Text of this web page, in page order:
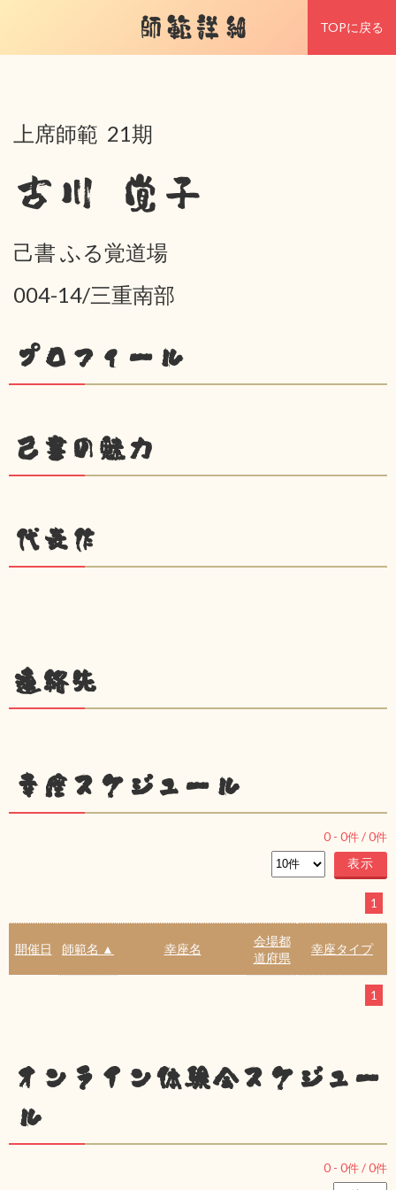
師範詳細 TOPに戻る
上席師範 21期
古川 覚子
己書 ふる覚道場
004-14/三重南部
プロフィール
己書の魅力
代表作
連絡先
幸座スケジュール
0 - 0件 /0件
1
開催日 師範名 ▲ 幸座名
会場都
道府県
幸座タイプ
1
オンライン体験会スケジュー
ル
0 - 0件 /0件